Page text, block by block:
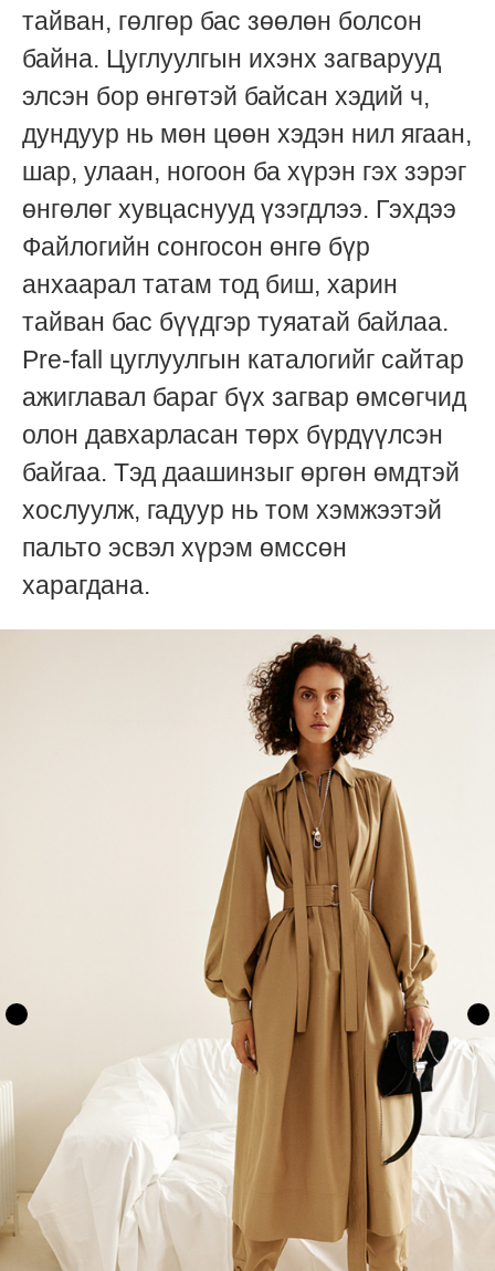
тайван, гөлгөр бас зөөлөн болсон
байна. Цуглуулгын ихэнх загварууд
элсэн бор өнгөтэй байсан хэдий ч,
дундуур нь мөн цөөн хэдэн нил ягаан,
шар, улаан, ногоон ба хүрэн гэх зэрэг
өнгөлөг хувцаснууд үзэгдлээ. Гэхдээ
Файлогийн сонгосон өнгө бүр
анхаарал татам тод биш, харин
тайван бас бүүдгэр туяатай байлаа.
Pre-fall цуглуулгын каталогийг сайтар
ажиглавал бараг бүх загвар өмсөгчид
олон давхарласан төрх бүрдүүлсэн
байгаа. Тэд даашинзыг өргөн өмдтэй
хослуулж, гадуур нь том хэмжээтэй
пальто эсвэл хүрэм өмссөн
харагдана.